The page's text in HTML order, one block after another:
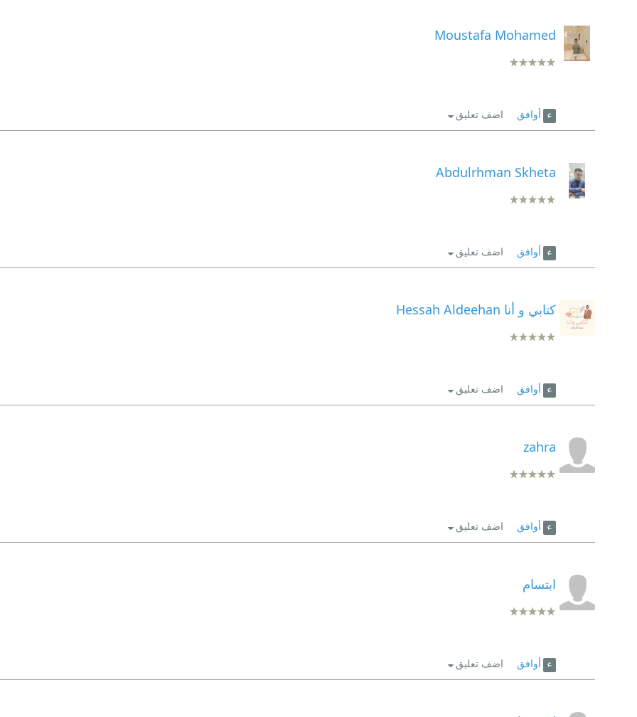
Moustafa Mohamed
أوافق اضف تعليق
Abdulrhman Skheta
أوافق اضف تعليق
كتابي و أنا Hessah Aldeehan
أوافق اضف تعليق
zahra
أوافق اضف تعليق
ابتسام
أوافق اضف تعليق